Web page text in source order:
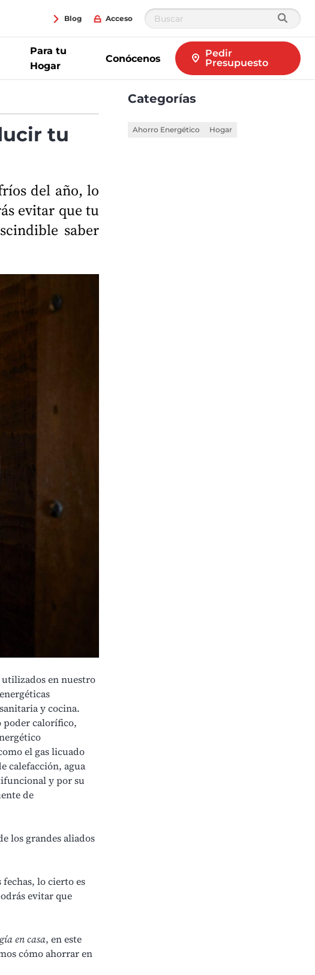
Blog Acceso
Para tu
Hogar
Conócenos
Pedir
Presupuesto
tu
del año, lo
evitar que tu
saber
Categorías
Ahorro Energético Hogar
utilizados en nuestro
y cocina.
poder calorífico,
el gas licuado
calefacción, agua
y por su
de
los grandes aliados
fechas, lo cierto es
evitar que
en casa, en este
cómo ahorrar en